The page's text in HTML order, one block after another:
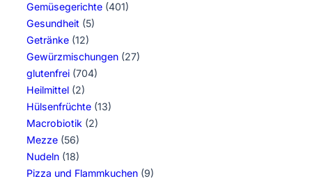
Gemüsegerichte (401)
Gesundheit (5)
Getränke (12)
Gewürzmischungen (27)
glutenfrei (704)
Heilmittel (2)
Hülsenfrüchte (13)
Macrobiotik (2)
Mezze (56)
Nudeln (18)
Pizza und Flammkuchen (9)